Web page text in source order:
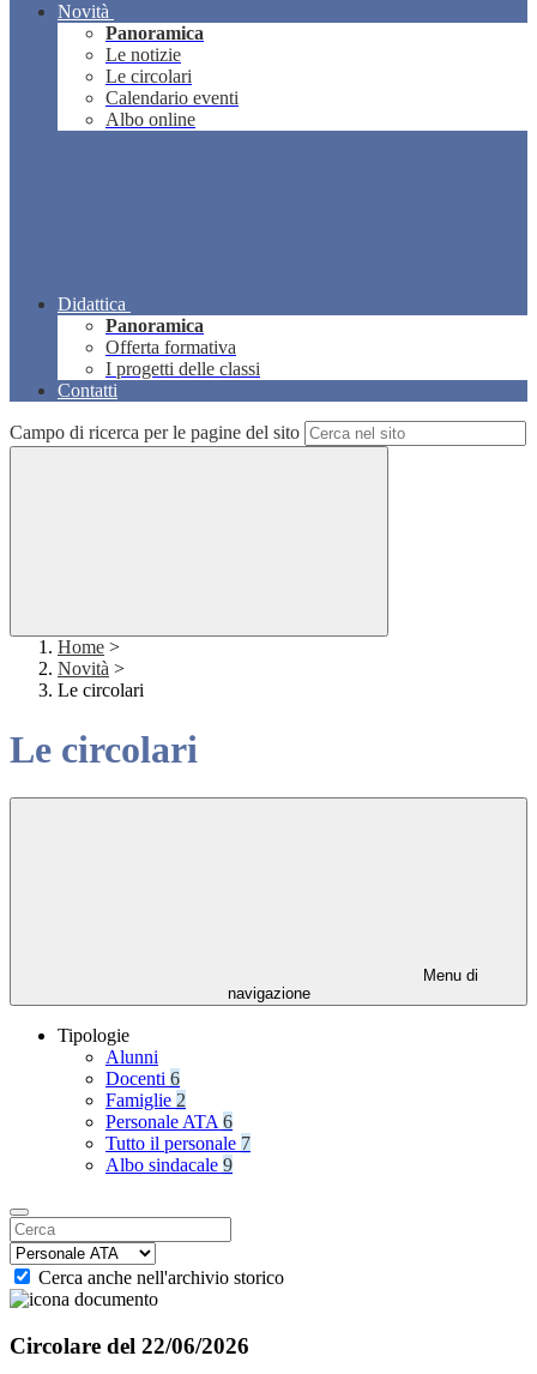
Novità
Panoramica
Le notizie
Le circolari
Calendario eventi
Albo online
Didattica
Panoramica
Offerta formativa
I progetti delle classi
Contatti
Campo di ricerca per le pagine del sito
Home >
Novità >
Le circolari
Le circolari
Menu di
navigazione
Tipologie
Alunni
Docenti 6
Famiglie 2
Personale ATA 6
Tutto il personale 7
Albo sindacale 9
Cerca anche nell'archivio storico
Circolare del 22/06/2026